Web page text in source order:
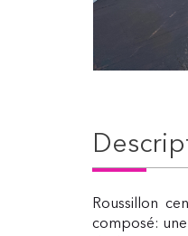
Roussillon
composé: une